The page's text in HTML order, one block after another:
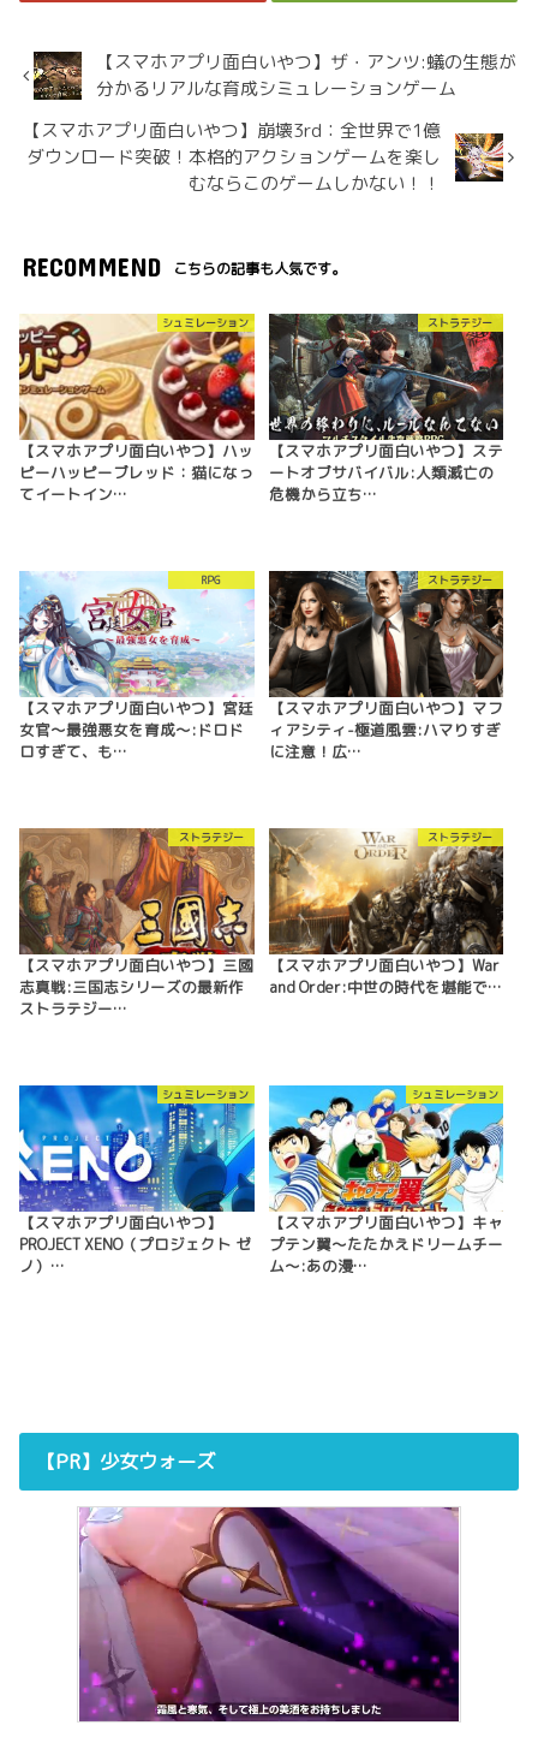
【スマホアプリ面白いやつ】ザ・アンツ:蟻の生態が
分かるリアルな育成シミュレーションゲーム
【スマホアプリ面白いやつ】崩壊3rd：全世界で1億
ダウンロード突破！本格的アクションゲームを楽し
むならこのゲームしかない！！
RECOMMEND こちらの記事も人気です。
シュミレーション
【スマホアプリ面白いやつ】ハッ
ピーハッピーブレッド：猫になっ
てイートイン…
ストラテジー
【スマホアプリ面白いやつ】ステ
ートオブサバイバル:人類滅亡の
危機から立ち…
RPG
【スマホアプリ面白いやつ】宮廷
女官〜最強悪女を育成〜:ドロド
ロすぎて、も…
ストラテジー
【スマホアプリ面白いやつ】マフ
ィアシティ-極道風雲:ハマりすぎ
に注意！広…
ストラテジー
【スマホアプリ面白いやつ】三國
志真戦:三国志シリーズの最新作
ストラテジー…
ストラテジー
【スマホアプリ面白いやつ】War
and Order:中世の時代を堪能で…
シュミレーション
【スマホアプリ面白いやつ】
PROJECT XENO（プロジェクト ゼ
ノ）…
シュミレーション
【スマホアプリ面白いやつ】キャ
プテン翼〜たたかえドリームチー
ム〜:あの漫…
【PR】少女ウォーズ